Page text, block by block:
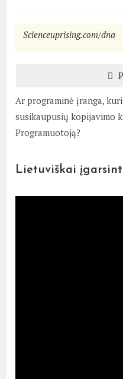
Scienceuprising.com/dna
Ar programinė įranga,
susikaupusių kopijavimo
Programuotoją?
Lietuviškai